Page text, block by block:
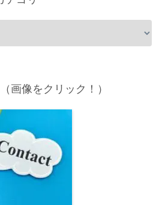
画像をクリック！）